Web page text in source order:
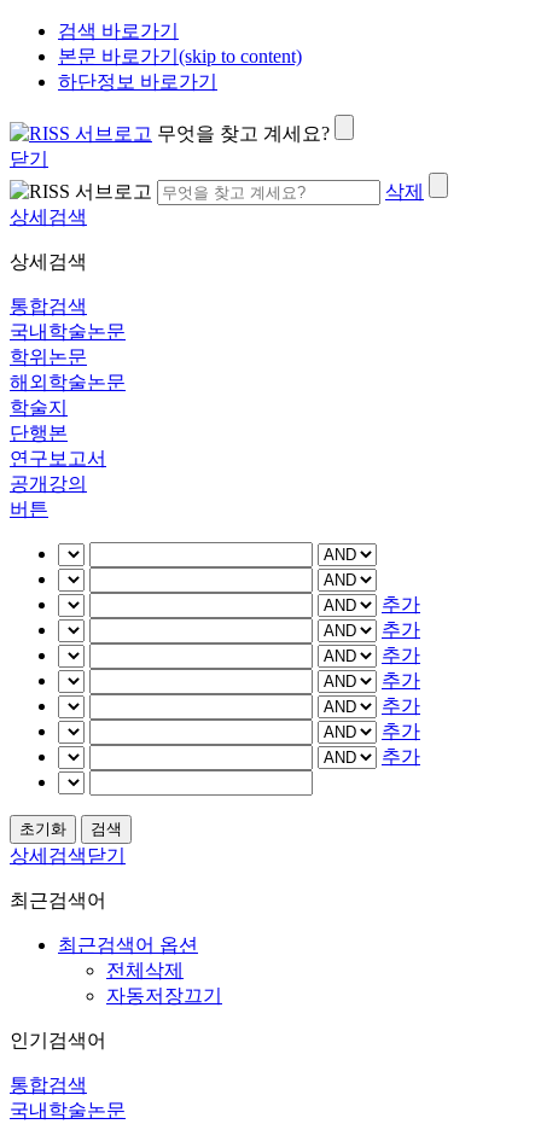
검색 바로가기
본문 바로가기(skip to content)
하단정보 바로가기
무엇을 찾고 계세요?
닫기
삭제
상세검색
상세검색
통합검색
국내학술논문
학위논문
해외학술논문
학술지
단행본
연구보고서
공개강의
버튼
추가
추가
추가
추가
추가
추가
추가
상세검색닫기
최근검색어
최근검색어 옵션
전체삭제
자동저장끄기
인기검색어
통합검색
국내학술논문